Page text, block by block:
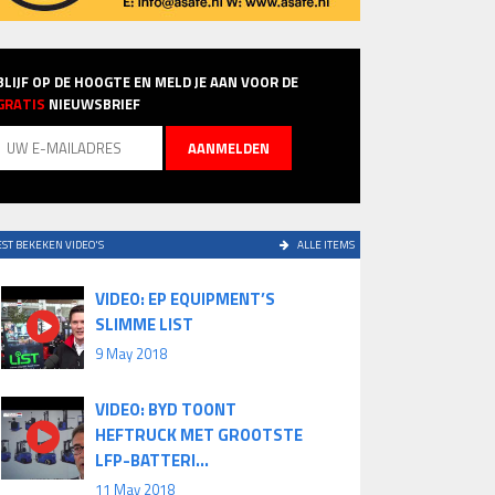
OP DE HOOGTE EN MELD JE AAN VOOR DE
NIEUWSBRIEF
BEKEKEN VIDEO'S ALLE ITEMS
VIDEO: EP EQUIPMENT’S
SLIMME LIST
9 May 2018
VIDEO: BYD TOONT
HEFTRUCK MET GROOTSTE
LFP-BATTERI...
11 May 2018